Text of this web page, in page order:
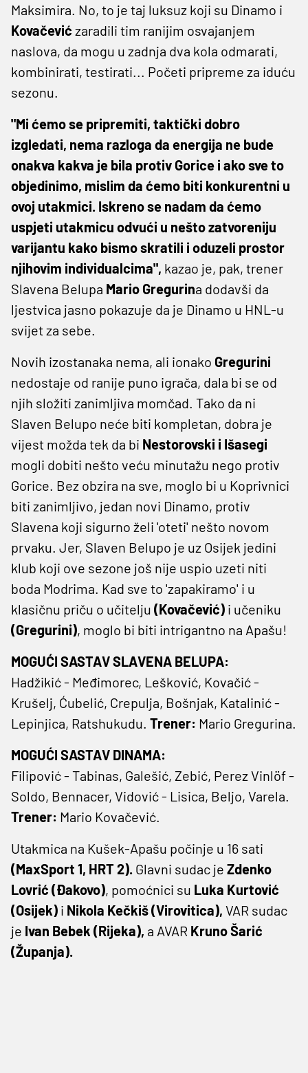
Maksimira. No, to je taj luksuz koji su Dinamo i
Kovačević zaradili tim ranijim osvajanjem
naslova, da mogu u zadnja dva kola odmarati,
kombinirati, testirati... Početi pripreme za iduću
sezonu.
"Mi ćemo se pripremiti, taktički dobro
izgledati, nema razloga da energija ne bude
onakva kakva je bila protiv Gorice i ako sve to
objedinimo, mislim da ćemo biti konkurentni u
ovoj utakmici. Iskreno se nadam da ćemo
uspjeti utakmicu odvući u nešto zatvoreniju
varijantu kako bismo skratili i oduzeli prostor
njihovim individualcima", kazao je, pak, trener
Slavena Belupa Mario Gregurina dodavši da
ljestvica jasno pokazuje da je Dinamo u HNL-u
svijet za sebe.
Novih izostanaka nema, ali ionako Gregurini
nedostaje od ranije puno igrača, dala bi se od
njih složiti zanimljiva momčad. Tako da ni
Slaven Belupo neće biti kompletan, dobra je
vijest možda tek da bi Nestorovski i Išasegi
mogli dobiti nešto veću minutažu nego protiv
Gorice. Bez obzira na sve, moglo bi u Koprivnici
biti zanimljivo, jedan novi Dinamo, protiv
Slavena koji sigurno želi 'oteti' nešto novom
prvaku. Jer, Slaven Belupo je uz Osijek jedini
klub koji ove sezone još nije uspio uzeti niti
boda Modrima. Kad sve to 'zapakiramo' i u
klasičnu priču o učitelju (Kovačević) i učeniku
(Gregurini), moglo bi biti intrigantno na Apašu!
MOGUĆI SASTAV SLAVENA BELUPA:
Hadžikić - Međimorec, Lešković, Kovačić -
Krušelj, Ćubelić, Crepulja, Bošnjak, Katalinić -
Lepinjica, Ratshukudu. Trener: Mario Gregurina.
MOGUĆI SASTAV DINAMA:
Filipović - Tabinas, Galešić, Zebić, Perez Vinlöf -
Soldo, Bennacer, Vidović - Lisica, Beljo, Varela.
Trener: Mario Kovačević.
Utakmica na Kušek-Apašu počinje u 16 sati
(MaxSport 1, HRT 2). Glavni sudac je Zdenko
Lovrić (Đakovo), pomoćnici su Luka Kurtović
(Osijek) i Nikola Kečkiš (Virovitica), VAR sudac
je Ivan Bebek (Rijeka), a AVAR Kruno Šarić
(Županja).